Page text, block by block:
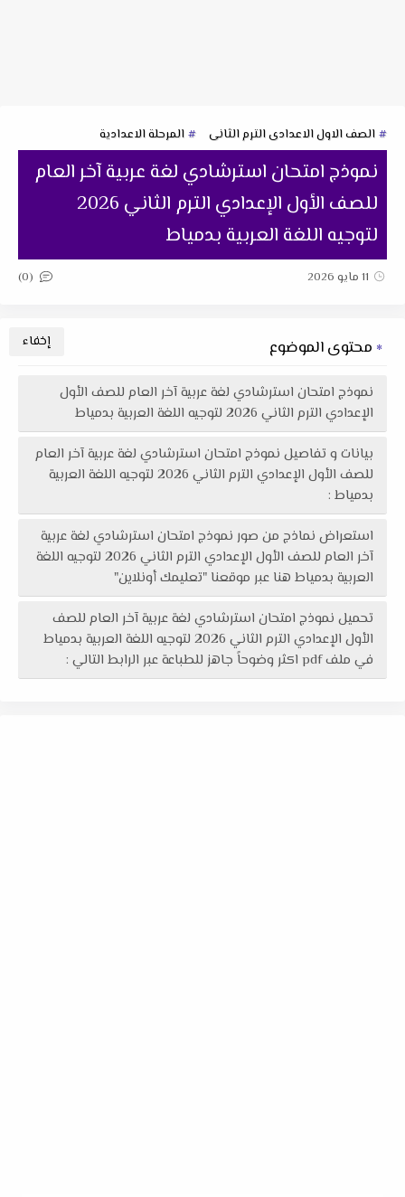
الصف الاول الاعدادى الترم الثانى المرحلة الاعدادية
نموذج امتحان استرشادي لغة عربية آخر العام
للصف الأول الإعدادي الترم الثاني 2026
لتوجيه اللغة العربية بدمياط
11 مايو 2026 (0)
محتوى الموضوع
نموذج امتحان استرشادي لغة عربية آخر العام للصف الأول
الإعدادي الترم الثاني 2026 لتوجيه اللغة العربية بدمياط
بيانات و تفاصيل نموذج امتحان استرشادي لغة عربية آخر العام
للصف الأول الإعدادي الترم الثاني 2026 لتوجيه اللغة العربية
بدمياط :
استعراض نماذج من صور نموذج امتحان استرشادي لغة عربية
آخر العام للصف الأول الإعدادي الترم الثاني 2026 لتوجيه اللغة
العربية بدمياط هنا عبر موقعنا "تعليمك أونلاين"
تحميل نموذج امتحان استرشادي لغة عربية آخر العام للصف
الأول الإعدادي الترم الثاني 2026 لتوجيه اللغة العربية بدمياط
في ملف pdf اكثر وضوحاً جاهز للطباعة عبر الرابط التالي :